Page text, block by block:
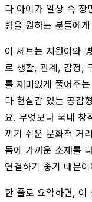
다 아이가 일상 속 장
험을 원하는 분들에
이 세트는 지원이와
로 생활, 관계, 감정,
를 재미있게 풀어주
다 현실감 있는 공감
요. 무엇보다 국내 창
끼기 쉬운 문화적 거
듬에 가까운 소재를
연결하기 좋기 때문이
한 줄로 요약하면, 이